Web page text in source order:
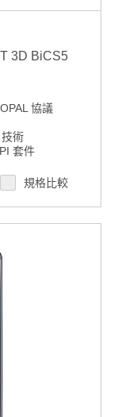
3D BiCS5
協議
術
套件
品
規格比較